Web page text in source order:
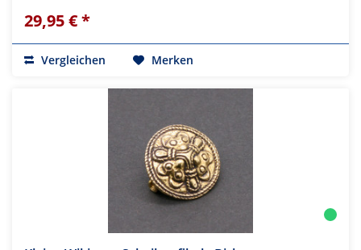
29,95 € *
Vergleichen Merken